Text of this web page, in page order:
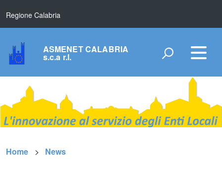
Regione Calabria
ASMENET CALABRIA
s.c.a r.l.
Home News